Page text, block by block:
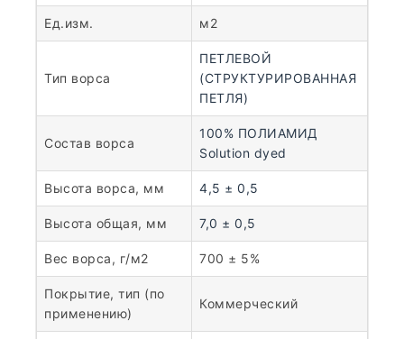
Ед.изм. м2
Тип ворса
ПЕТЛЕВОЙ
(СТРУКТУРИРОВАННАЯ
ПЕТЛЯ)
Состав ворса
100% ПОЛИАМИД
Solution dyed
Высота ворса, мм 4,5 ± 0,5
Высота общая, мм 7,0 ± 0,5
Вес ворса, г/м2 700 ± 5%
Покрытие, тип (по
применению)
Коммерческий